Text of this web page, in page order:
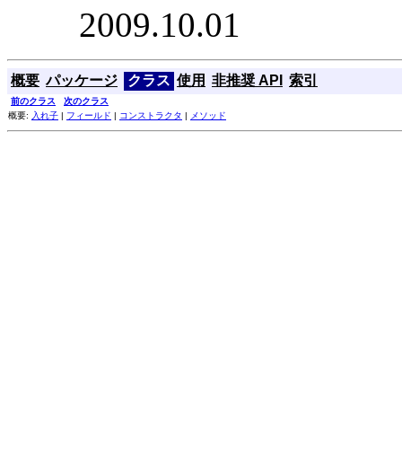
2009.10.01
概要 パッケージ クラス 使用 非推奨 API 索引
前のクラス
次のクラス
概要: 入れ子 | フィールド | コンストラクタ | メソッド